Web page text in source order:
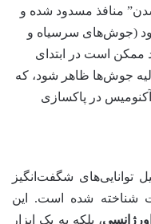
منافذ مسدود شده و
(جوش‌های سرسیاه و
ممکن است در ابتدای
جوش‌ها ظاهر شود، که
در پاکسازی
توانایی‌های شگفت‌انگیز
شناخته شده است. این
، بلکه به یک ابزار